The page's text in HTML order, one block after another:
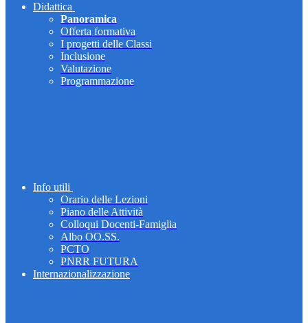
Didattica
Panoramica
Offerta formativa
I progetti delle Classi
Inclusione
Valutazione
Programmazione
Info utili
Orario delle Lezioni
Piano delle Attività
Colloqui Docenti-Famiglia
Albo OO.SS.
PCTO
PNRR FUTURA
Internazionalizzazione